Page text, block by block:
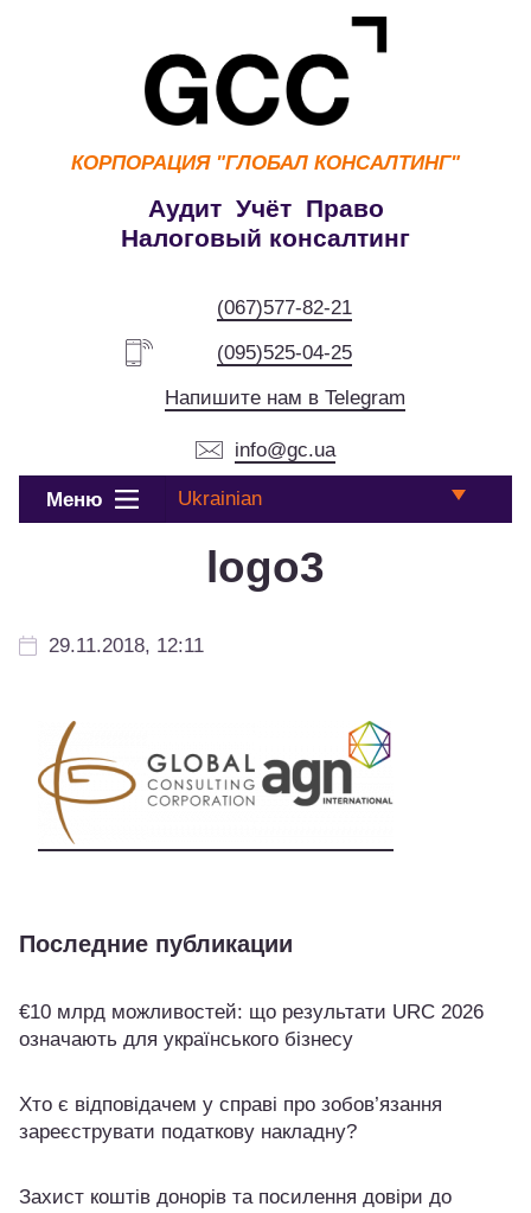
КОРПОРАЦИЯ "ГЛОБАЛ КОНСАЛТИНГ"
Аудит Учёт Право
Налоговый консалтинг
(067)577-82-21
(095)525-04-25
Напишите нам в Telegram
info@gc.ua
Меню Ukrainian
logo3
29.11.2018, 12:11
Последние публикации
€10 млрд можливостей: що результати URC 2026
означають для українського бізнесу
Хто є відповідачем у справі про зобов’язання
зареєструвати податкову накладну?
Захист коштів донорів та посилення довіри до